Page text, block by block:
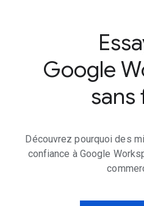
Google
sans
Découvrez pourquoi des
confiance à Google